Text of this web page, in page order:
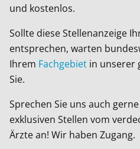
und kostenlos.
Sollte diese Stellenanzeige
entsprechen, warten
Ihrem Fachgebiet in unserer
Sie.
Sprechen Sie uns auch
exklusiven Stellen vom
Ärzte an! Wir haben Zugang.